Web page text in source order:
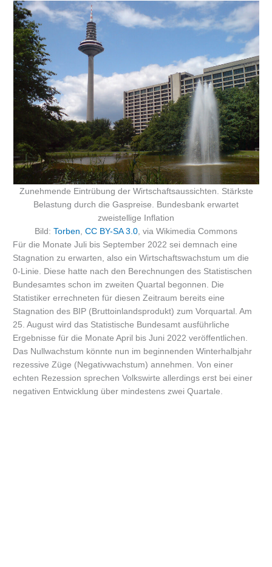
Zunehmende Eintrübung der Wirtschaftsaussichten. Stärkste
Belastung durch die Gaspreise. Bundesbank erwartet
zweistellige Inflation
Bild: Torben CC BY-SA 3.0 , via Wikimedia Commons
Für die Monate Juli bis September 2022 sei demnach eine
Stagnation zu erwarten, also ein Wirtschaftswachstum um die
0-Linie. Diese hatte nach den Berechnungen des Statistischen
Bundesamtes schon im zweiten Quartal begonnen. Die
Statistiker errechneten für diesen Zeitraum bereits eine
Stagnation des BIP (Bruttoinlandsprodukt) zum Vorquartal. Am
25. August wird das Statistische Bundesamt ausführliche
Ergebnisse für die Monate April bis Juni 2022 veröffentlichen.
Das Nullwachstum könnte nun im beginnenden Winterhalbjahr
rezessive Züge (Negativwachstum) annehmen. Von einer
echten Rezession sprechen Volkswirte allerdings erst bei einer
negativen Entwicklung über mindestens zwei Quartale.